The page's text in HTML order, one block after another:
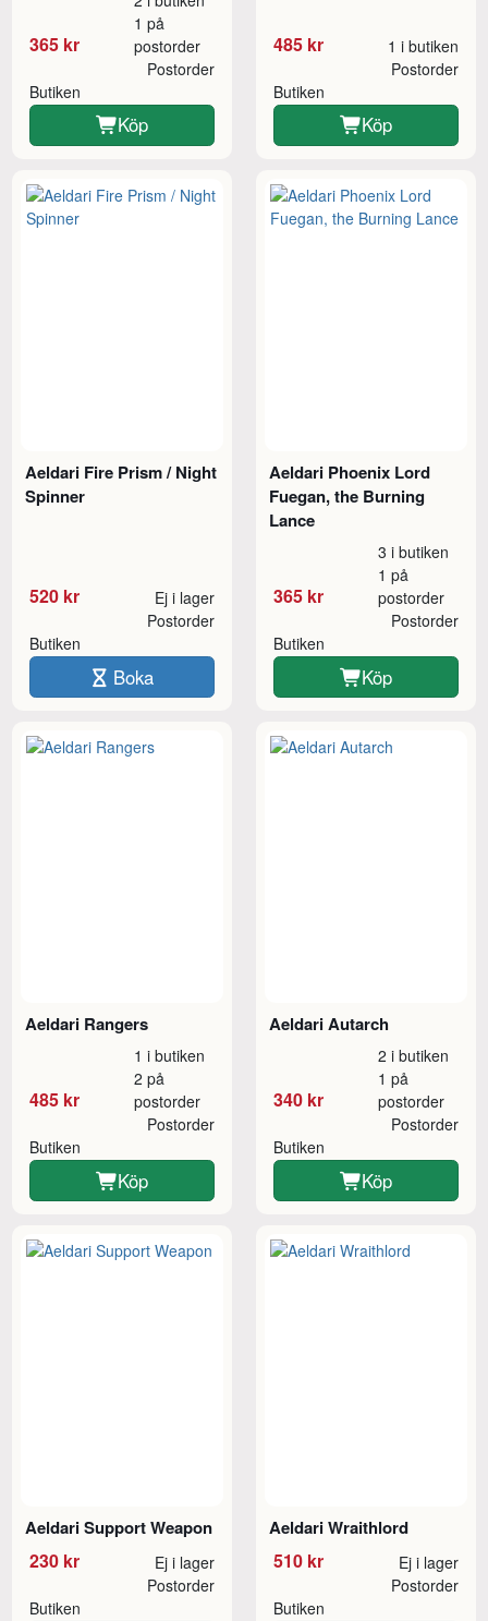
365 kr
1 på
postorder
Butiken
Postorder
Köp
485 kr 1 i butiken
Butiken
Postorder
Köp
Aeldari Fire Prism / Night
Spinner
520 kr Ej i lager
Butiken
Postorder
Boka
Aeldari Phoenix Lord
Fuegan, the Burning
Lance
365 kr
3 i butiken
1 på
postorder
Butiken
Postorder
Köp
Aeldari Rangers
485 kr
1 i butiken
2 på
postorder
Butiken
Postorder
Köp
Aeldari Autarch
340 kr
2 i butiken
1 på
postorder
Butiken
Postorder
Köp
Aeldari Support Weapon
230 kr Ej i lager
Butiken
Postorder
Aeldari Wraithlord
510 kr Ej i lager
Butiken
Postorder